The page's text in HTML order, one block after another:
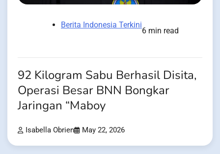
Berita Indonesia Terkini
6 min read
92 Kilogram Sabu Berhasil Disita,
Operasi Besar BNN Bongkar
Jaringan “Maboy
Isabella Obrien May 22, 2026